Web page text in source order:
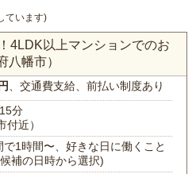
ています)
4LDK以上マンションでのお
八幡市）
、交通費支給、前払い制度あり
分
付近）
1時間〜、好きな日に働くこと
補の日時から選択)